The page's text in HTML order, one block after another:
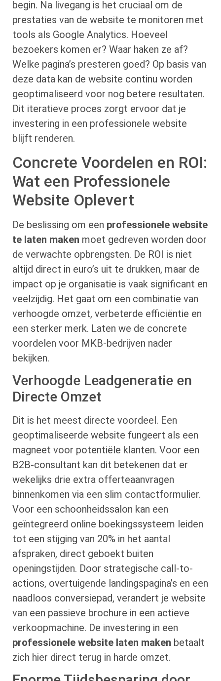
begin. Na livegang is het cruciaal om de
prestaties van de website te monitoren met
tools als Google Analytics. Hoeveel
bezoekers komen er? Waar haken ze af?
Welke pagina’s presteren goed? Op basis van
deze data kan de website continu worden
geoptimaliseerd voor nog betere resultaten.
Dit iteratieve proces zorgt ervoor dat je
investering in een professionele website
blijft renderen.
Concrete Voordelen en ROI:
Wat een Professionele
Website Oplevert
De beslissing om een professionele website
te laten maken moet gedreven worden door
de verwachte opbrengsten. De ROI is niet
altijd direct in euro’s uit te drukken, maar de
impact op je organisatie is vaak significant en
veelzijdig. Het gaat om een combinatie van
verhoogde omzet, verbeterde efficiëntie en
een sterker merk. Laten we de concrete
voordelen voor MKB-bedrijven nader
bekijken.
Verhoogde Leadgeneratie en
Directe Omzet
Dit is het meest directe voordeel. Een
geoptimaliseerde website fungeert als een
magneet voor potentiële klanten. Voor een
B2B-consultant kan dit betekenen dat er
wekelijks drie extra offerteaanvragen
binnenkomen via een slim contactformulier.
Voor een schoonheidssalon kan een
geïntegreerd online boekingssysteem leiden
tot een stijging van 20% in het aantal
afspraken, direct geboekt buiten
openingstijden. Door strategische call-to-
actions, overtuigende landingspagina’s en een
naadloos conversiepad, verandert je website
van een passieve brochure in een actieve
verkoopmachine. De investering in een
professionele website laten maken betaalt
zich hier direct terug in harde omzet.